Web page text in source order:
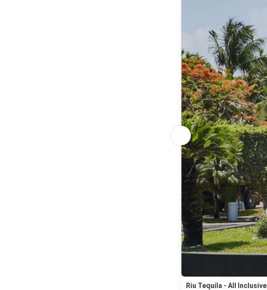
Riu Tequila - All Inclusive